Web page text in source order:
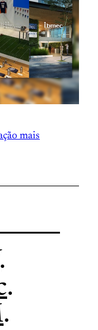
mais
.
.
.